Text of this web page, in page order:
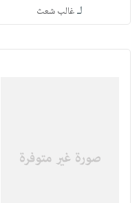
لـغالب شعث